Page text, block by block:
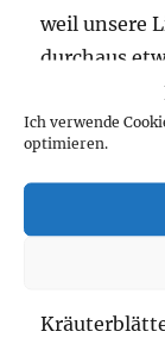
Ich verwende
optimieren.
weil unsere
durchaus
Mit
einer
genommen.
Sucht euch